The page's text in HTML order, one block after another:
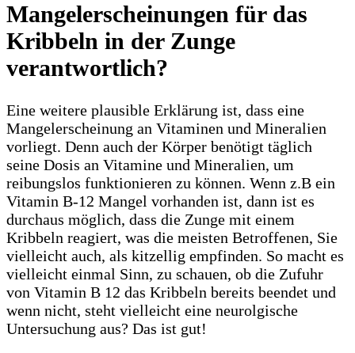
Mangelerscheinungen für das
Kribbeln in der Zunge
verantwortlich?
Eine weitere plausible Erklärung ist, dass eine
Mangelerscheinung an Vitaminen und Mineralien
vorliegt. Denn auch der Körper benötigt täglich
seine Dosis an Vitamine und Mineralien, um
reibungslos funktionieren zu können. Wenn z.B ein
Vitamin B-12 Mangel vorhanden ist, dann ist es
durchaus möglich, dass die Zunge mit einem
Kribbeln reagiert, was die meisten Betroffenen, Sie
vielleicht auch, als kitzellig empfinden. So macht es
vielleicht einmal Sinn, zu schauen, ob die Zufuhr
von Vitamin B 12 das Kribbeln bereits beendet und
wenn nicht, steht vielleicht eine neurolgische
Untersuchung aus? Das ist gut!